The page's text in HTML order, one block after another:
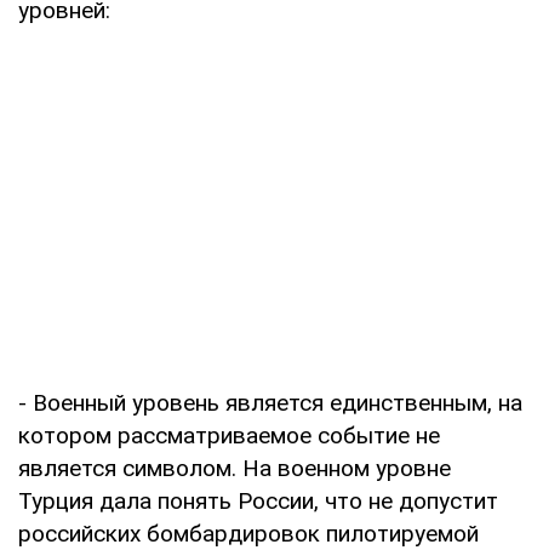
уровней:
- Военный уровень является единственным, на
котором рассматриваемое событие не
является символом. На военном уровне
Турция дала понять России, что не допустит
российских бомбардировок пилотируемой